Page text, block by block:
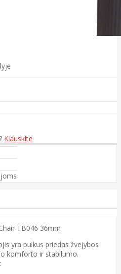
Klauskite
TB046 36mm
yra puikus priedas žvejybos
komforto ir stabilumo.